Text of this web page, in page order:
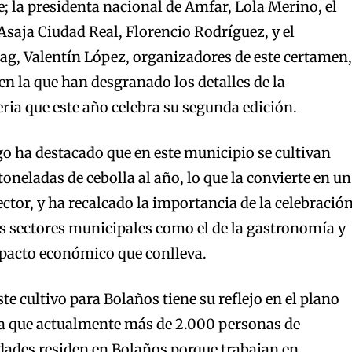
la presidenta nacional de Amfar, Lola Merino, el
Ciudad Real, Florencio Rodríguez, y el
Valentín López, organizadores de este certamen,
la que han desgranado los detalles de la
que este año celebra su segunda edición.
ha destacado que en este municipio se cultivan
de cebolla al año, lo que la convierte en un
y ha recalcado la importancia de la
sectores municipales como el de la gastronomía y
económico que conlleva.
cultivo para Bolaños tiene su reflejo en el plano
que actualmente más de 2.000 personas de